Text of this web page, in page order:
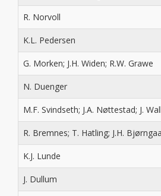
R. Norvoll
K.L. Pedersen
G. Morken; J.H. Widen; R.W. Grawe
N. Duenger
M.F. Svindseth; J.A. Nøttestad; J.
R. Bremnes; T. Hatling; J.H.
K.J. Lunde
J. Dullum